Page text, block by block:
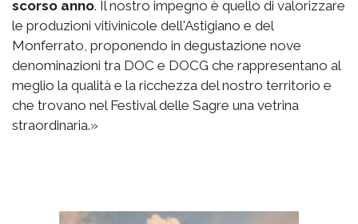
scorso anno. Il nostro impegno è quello di valorizzare
le produzioni vitivinicole dell'Astigiano e del
Monferrato, proponendo in degustazione nove
denominazioni tra DOC e DOCG che rappresentano al
meglio la qualità e la ricchezza del nostro territorio e
che trovano nel Festival delle Sagre una vetrina
straordinaria.»